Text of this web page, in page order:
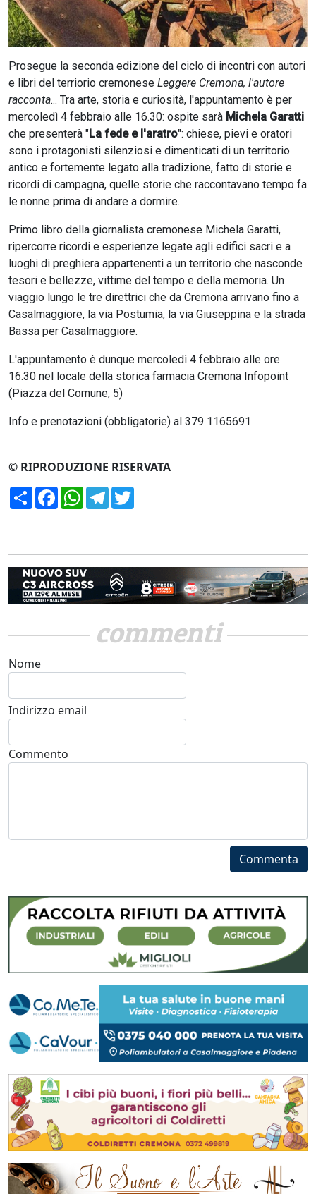
Prosegue la seconda edizione del ciclo di incontri con autori
e libri del terriorio cremonese Leggere Cremona, l'autore
racconta... Tra arte, storia e curiosità, l'appuntamento è per
mercoledì 4 febbraio alle 16.30: ospite sarà Michela Garatti
che presenterà "La fede e l'aratro": chiese, pievi e oratori
sono i protagonisti silenziosi e dimenticati di un territorio
antico e fortemente legato alla tradizione, fatto di storie e
ricordi di campagna, quelle storie che raccontavano tempo fa
le nonne prima di andare a dormire.
Primo libro della giornalista cremonese Michela Garatti,
ripercorre ricordi e esperienze legate agli edifici sacri e a
luoghi di preghiera appartenenti a un territorio che nasconde
tesori e bellezze, vittime del tempo e della memoria. Un
viaggio lungo le tre direttrici che da Cremona arrivano fino a
Casalmaggiore, la via Postumia, la via Giuseppina e la strada
Bassa per Casalmaggiore.
L'appuntamento è dunque mercoledì 4 febbraio alle ore
16.30 nel locale della storica farmacia Cremona Infopoint
(Piazza del Comune, 5)
Info e prenotazioni (obbligatorie) al 379 1165691
© RIPRODUZIONE RISERVATA
CondividiFacebookWhatsApp
Telegram
commenti
Nome
Indirizzo email
Commento
Commenta